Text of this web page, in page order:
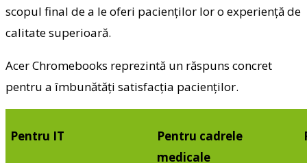
scopul final de a le oferi pacienților lor o experiență de
calitate superioară.
Acer Chromebooks reprezintă un răspuns concret
pentru a îmbunătăți satisfacția pacienților.
Pentru IT
Pentru cadrele
medicale